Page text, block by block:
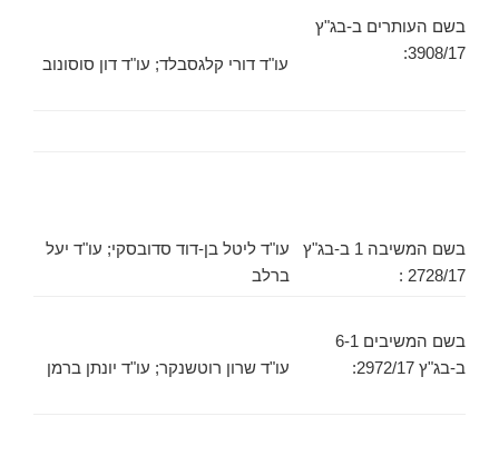
בשם העותרים ב-בג"ץ
3908/17:
עו"ד דורי קלגסבלד; עו"ד דון סוסונוב
בשם המשיבה 1 ב-בג"ץ
2728/17 :
עו"ד ליטל בן-דוד סדובסקי; עו"ד יעל
ברלב
בשם המשיבים 6-1
ב-בג"ץ 2972/17:
עו"ד שרון רוטשנקר; עו"ד יונתן ברמן